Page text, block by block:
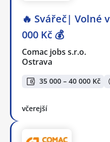
🔥 Svářeč| Volné
000 Kč 💰
Comac jobs s.r.o.
Ostrava
35 000 – 40 000 Kč
včerejší